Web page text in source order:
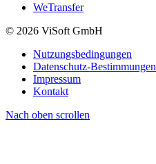
WeTransfer
© 2026 ViSoft GmbH
Nutzungsbedingungen
Datenschutz-Bestimmungen
Impressum
Kontakt
Nach oben scrollen